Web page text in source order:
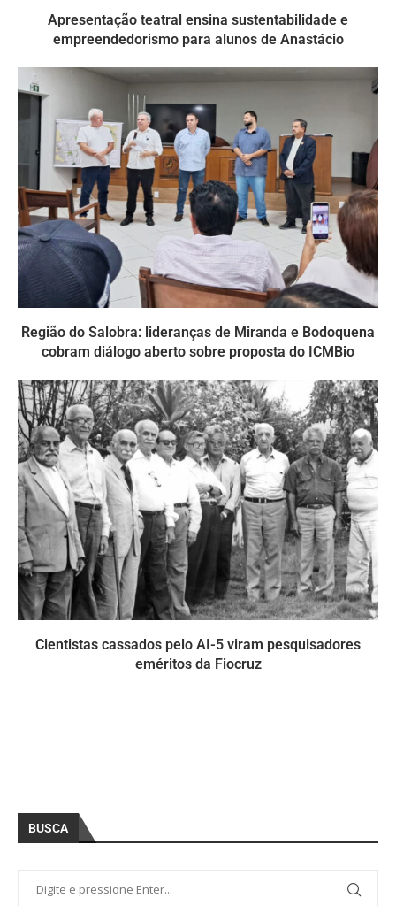
Apresentação teatral ensina sustentabilidade e
empreendedorismo para alunos de Anastácio
Região do Salobra: lideranças de Miranda e Bodoquena
cobram diálogo aberto sobre proposta do ICMBio
Cientistas cassados pelo AI-5 viram pesquisadores
eméritos da Fiocruz
BUSCA